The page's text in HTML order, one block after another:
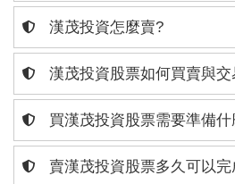
漢茂投資怎麼賣?
漢茂投資股票如何買賣與交
買漢茂投資股票需要準備什
賣漢茂投資股票多久可以完